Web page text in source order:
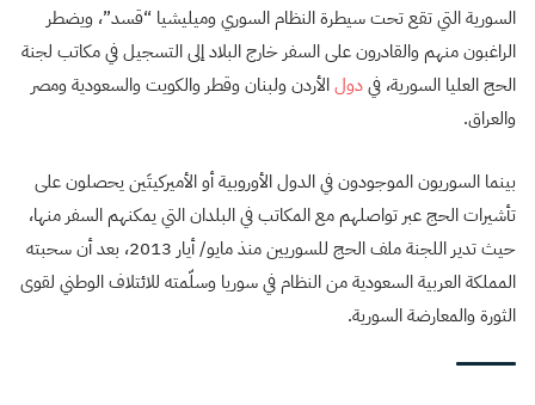
السورية التي تقع تحت سيطرة النظام السوري وميليشيا “قسد”، ويضطر
الراغبون منهم والقادرون على السفر خارج البلاد إلى التسجيل في مكاتب لجنة
الحج العليا السورية، فيدولالأردن ولبنان وقطر والكويت والسعودية ومصر
والعراق.
بينما السوريون الموجودون في الدول الأوروبية أو الأميركيتَين يحصلون على
تأشيرات الحج عبر تواصلهم مع المكاتب في البلدان التي يمكنهم السفر منها،
حيث تدير اللجنة ملف الحج للسوريين منذ مايو/ أيار 2013، بعد أن سحبته
المملكة العربية السعودية من النظام في سوريا وسلّمته للائتلاف الوطني لقوى
الثورة والمعارضة السورية.